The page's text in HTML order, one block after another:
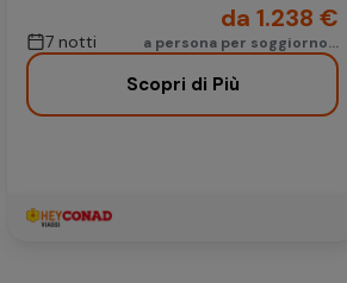
7 notti
da 1.238 €
a persona per soggiorno...
Scopri di Più